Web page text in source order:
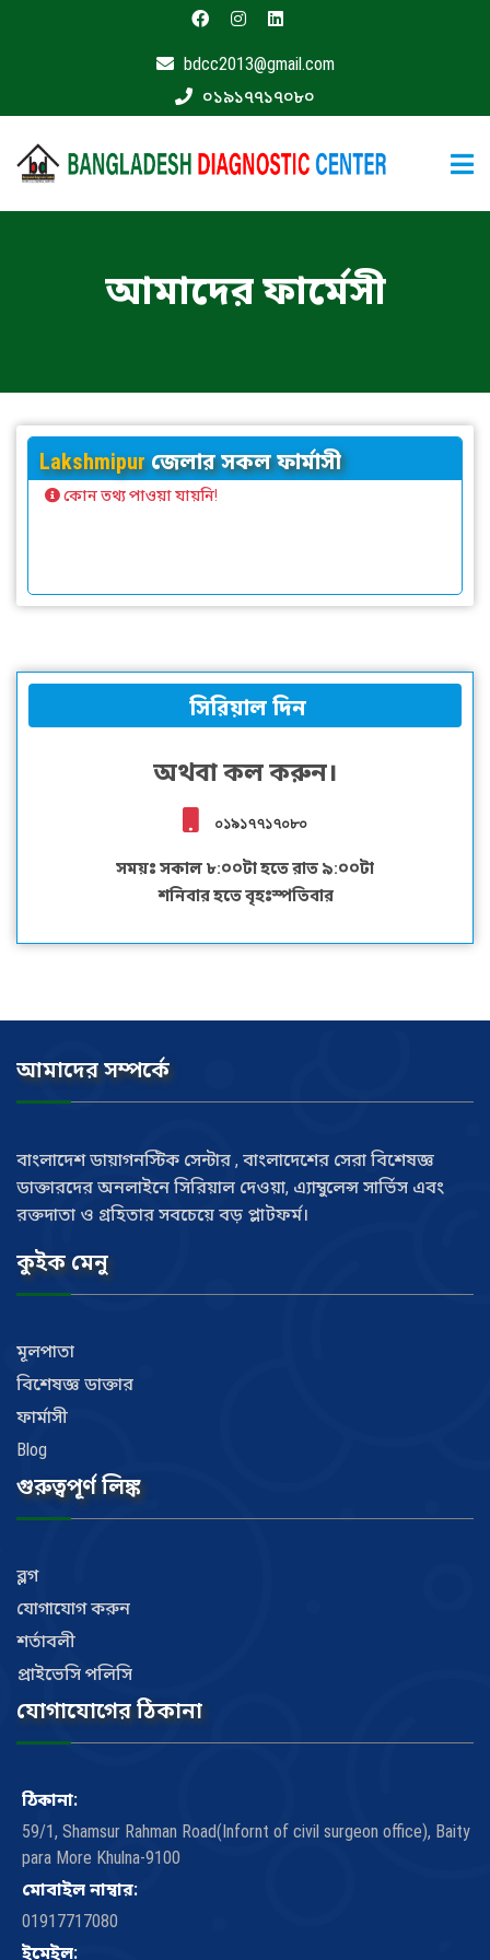
bdcc2013@gmail.com
০১৯১৭৭১৭০৮০
বিশেষজ্ঞ
ডাক্তার
ফার্মাসী
আমাদের ফার্মেসী
Lakshmipurজেলার সকল ফার্মাসী
কোন তথ্য পাওয়া যায়নি!
সিরিয়াল দিন
অথবা কল করুন।
০১৯১৭৭১৭০৮০
সময়ঃ সকাল ৮:০০টা হতে রাত ৯:০০টা
শনিবার হতে বৃহঃস্পতিবার
আমাদের সম্পর্কে
বাংলাদেশ ডায়াগনস্টিক সেন্টার , বাংলাদেশের সেরা বিশেষজ্ঞ
ডাক্তারদের অনলাইনে সিরিয়াল দেওয়া, এ্যাম্বুলেন্স সার্ভিস এবং
রক্তদাতা ও গ্রহিতার সবচেয়ে বড় প্লাটফর্ম।
কুইক মেনু
মূলপাতা
বিশেষজ্ঞ ডাক্তার
ফার্মাসী
Blog
গুরুত্বপূর্ণ লিঙ্ক
ব্লগ
যোগাযোগ করুন
শর্তাবলী
প্রাইভেসি পলিসি
যোগাযোগের ঠিকানা
ঠিকানা:
59/1, Shamsur Rahman Road(Infornt of civil surgeon office), Baity
para More Khulna-9100
মোবাইল নাম্বার:
01917717080
ইমেইল: